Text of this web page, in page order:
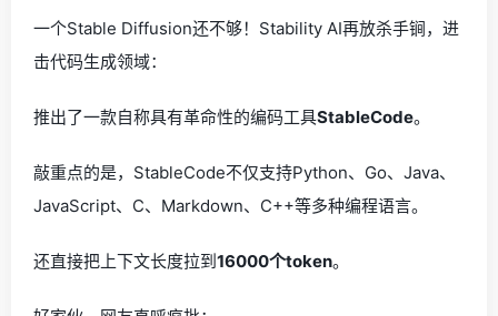
一个Stable Diffusion还不够！Stability AI再放杀手锏，进
击代码生成领域：
推出了一款自称具有革命性的编码工具StableCode。
敲重点的是，StableCode不仅支持Python、Go、Java、
JavaScript、C、Markdown、C++等多种编程语言。
还直接把上下文长度拉到16000个token。